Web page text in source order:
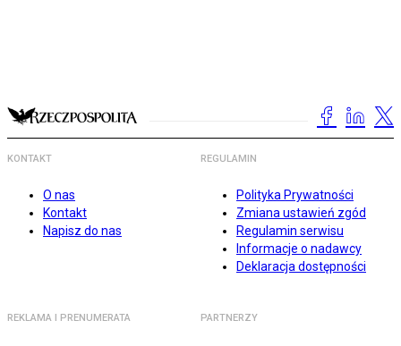
KONTAKT
O nas
Kontakt
Napisz do nas
REGULAMIN
Polityka Prywatności
Zmiana ustawień zgód
Regulamin serwisu
Informacje o nadawcy
Deklaracja dostępności
REKLAMA I PRENUMERATA PARTNERZY